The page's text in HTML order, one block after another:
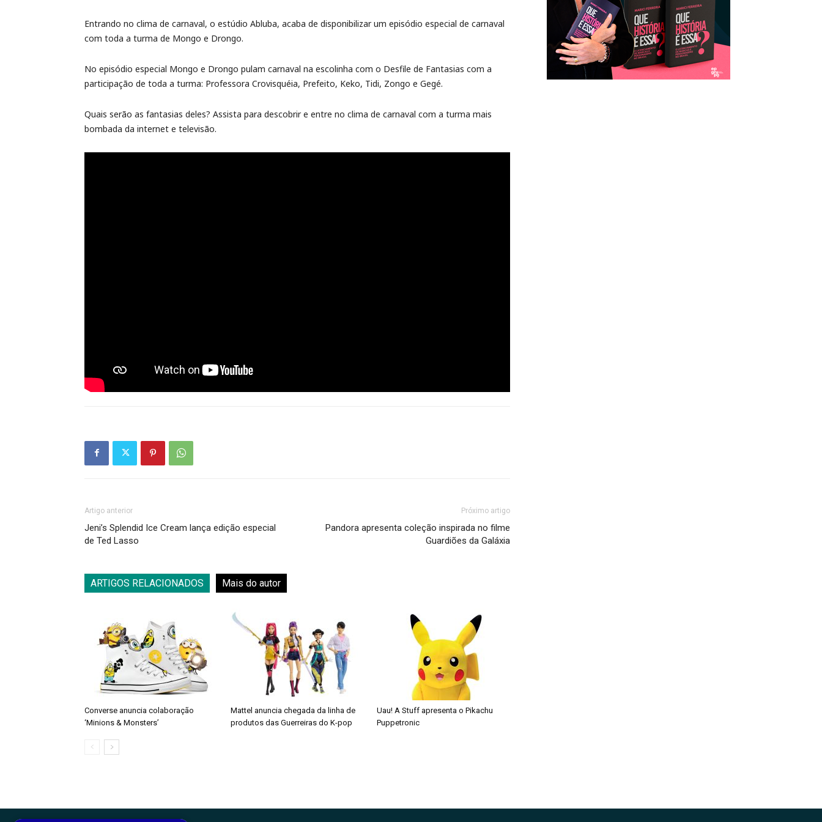
Entrando no clima de carnaval, o estúdio Abluba, acaba de disponibilizar um episódio especial de carnaval
com toda a turma de Mongo e Drongo.
No episódio especial Mongo e Drongo pulam carnaval na escolinha com o Desfile de Fantasias com a
participação de toda a turma: Professora Crovisquéia, Prefeito, Keko, Tidi, Zongo e Gegé.
Quais serão as fantasias deles? Assista para descobrir e entre no clima de carnaval com a turma mais
bombada da internet e televisão.
Artigo anterior
Jeni’s Splendid Ice Cream lança edição especial
de Ted Lasso
Próximo artigo
Pandora apresenta coleção inspirada no filme
Guardiões da Galáxia
ARTIGOS RELACIONADOS Mais do autor
Converse anuncia colaboração
‘Minions & Monsters’
Mattel anuncia chegada da linha de
produtos das Guerreiras do K-pop
Uau! A Stuff apresenta o Pikachu
Puppetronic